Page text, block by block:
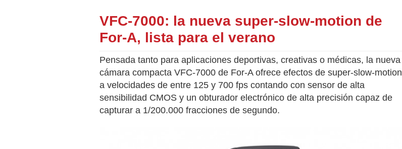
VFC-7000: la nueva super-slow-motion de
For-A, lista para el verano
Pensada tanto para aplicaciones deportivas, creativas o médicas, la nueva
cámara compacta VFC-7000 de For-A ofrece efectos de super-slow-motion
a velocidades de entre 125 y 700 fps contando con sensor de alta
sensibilidad CMOS y un obturador electrónico de alta precisión capaz de
capturar a 1/200.000 fracciones de segundo.